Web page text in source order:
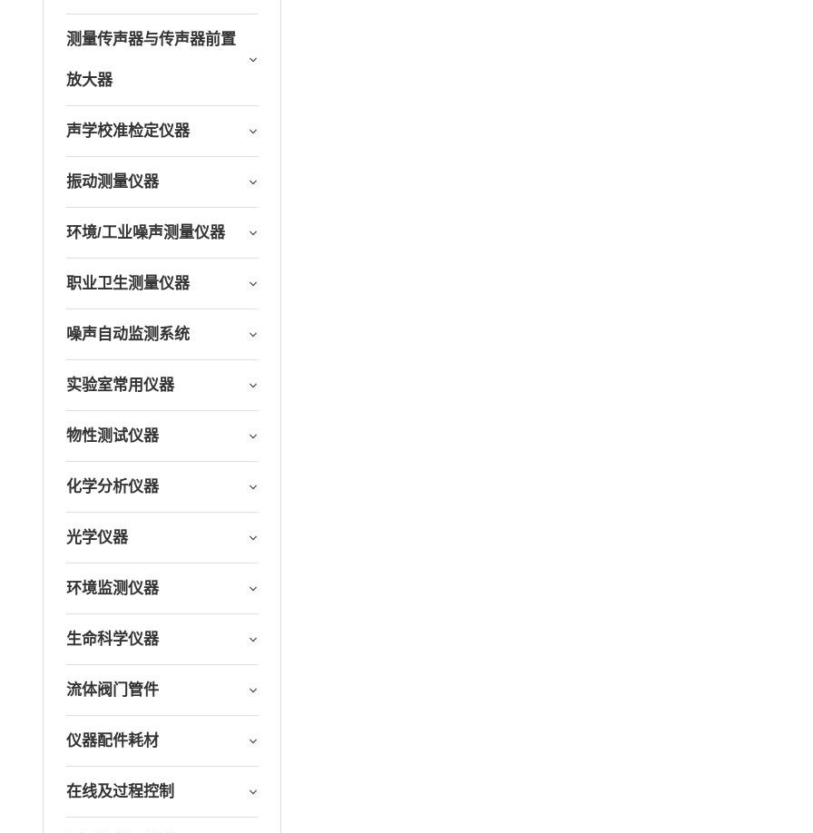
测量传声器与传声器前置
放大器
声学校准检定仪器
振动测量仪器
环境/工业噪声测量仪器
职业卫生测量仪器
噪声自动监测系统
实验室常用仪器
物性测试仪器
化学分析仪器
光学仪器
环境监测仪器
生命科学仪器
流体阀门管件
仪器配件耗材
在线及过程控制